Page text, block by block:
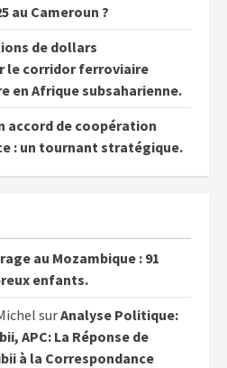
au Cameroun ?
de dollars
le corridor ferroviaire
en Afrique subsaharienne.
accord de coopération
: un tournant stratégique.
au Mozambique : 91
enfants.
surAnalyse Politique:
APC: La Réponse de
à la Correspondance